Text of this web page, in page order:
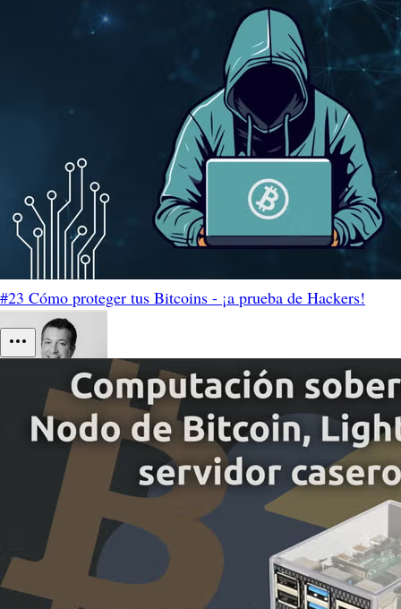
#23 Cómo proteger tus Bitcoins - ¡a prueba de Hackers!